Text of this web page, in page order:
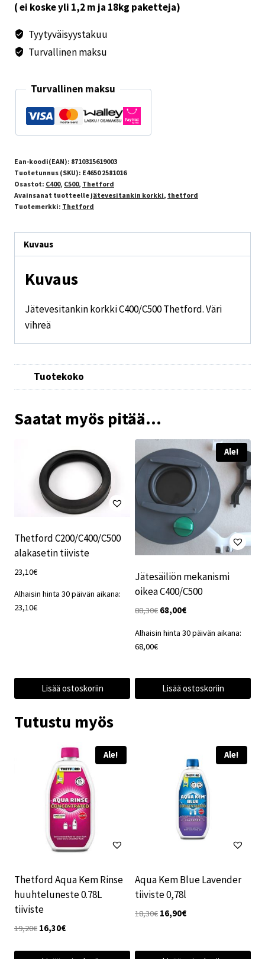
( ei koske yli 1,2 m ja 18kg paketteja)
Tyytyväisyystakuu
Turvallinen maksu
Turvallinen maksu
Ean-koodi(EAN): 8710315619003
Tuotetunnus (SKU): E4650 2581016
Osastot: C400, C500, Thetford
Avainsanat tuotteelle jätevesitankin korkki, thetford
Tuotemerkki: Thetford
Kuvaus
Kuvaus
Jätevesitankin korkki C400/C500 Thetford. Väri
vihreä
Tuotekoko
Saatat myös pitää...
Thetford C200/C400/C500
alakasetin tiiviste
23,10€
Alhaisin hinta 30 päivän aikana:
23,10€
Lisää ostoskoriin
Ale!
Jätesäiliön mekanismi
oikea C400/C500
88,30€ Alkuperäinen
oli:
68,00€Nykyinen
on:
Alhaisin hinta 30 päivän aikana:
68,00€
Lisää ostoskoriin
Tutustu myös
Ale!
Thetford Aqua Kem Rinse
huuhteluneste 0.78L
tiiviste
19,20€ Alkuperäinen
16,30€Nykyinen
Ale!
Aqua Kem Blue Lavender
tiiviste 0,78l
18,30€ Alkuperäinen
18,30€.
16,90€Nykyinen
16,90€.